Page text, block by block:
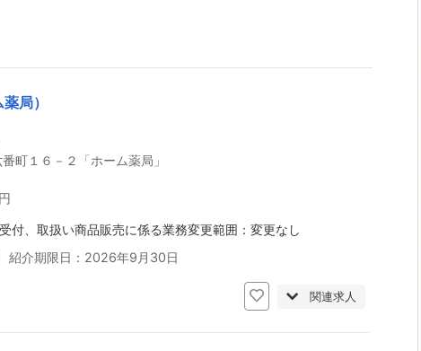
局）
町１６－２「ホーム薬局」
付、取扱い商品販売に係る業務変更範囲：変更なし
介期限日：2026年9月30日
関連求人